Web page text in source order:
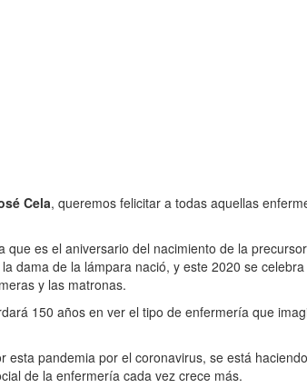
Cela, queremos felicitar a todas aquellas
es el aniversario del nacimiento de la
dama de la lámpara nació, y este 2020 se celebra
y las matronas.
150 años en ver el tipo de enfermería que
pandemia por el coronavirus, se está
de la enfermería cada vez crece más.